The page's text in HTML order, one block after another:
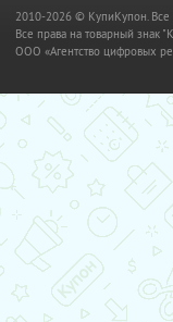
2010-2026 © КупиКупон.
Все права на товарный знак
OOO «Агентство цифровых